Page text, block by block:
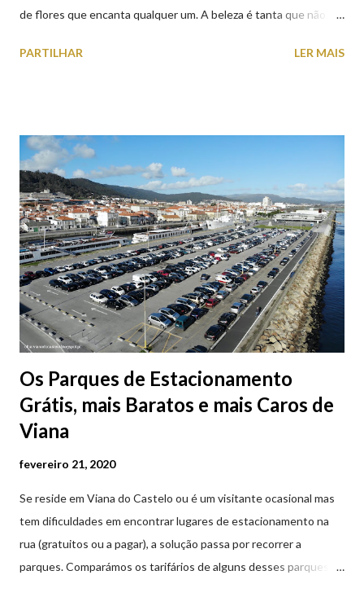
de flores que encanta qualquer um. A beleza é tanta que não
aproveite a paisagem como cenário para tirar algumas
PARTILHAR LER MAIS
Os Parques de Estacionamento
Grátis, mais Baratos e mais Caros de
Viana
fevereiro 21, 2020
Se reside em Viana do Castelo ou é um visitante ocasional mas
tem dificuldades em encontrar lugares de estacionamento na
rua (gratuitos ou a pagar), a solução passa por recorrer a
parques. Comparámos os tarifários de alguns desses parques de